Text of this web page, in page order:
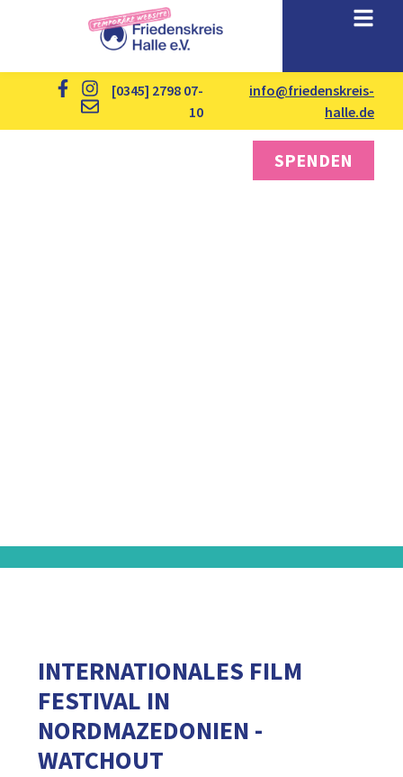
[0345] 2798 07-
10
info@friedenskreis-
halle.de
SPENDEN
INTERNATIONALES FILM
FESTIVAL IN
NORDMAZEDONIEN -
WATCHOUT